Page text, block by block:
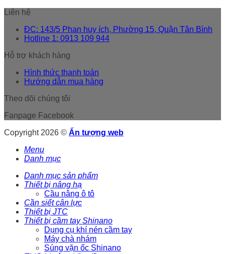
Liên hệ
ĐC: 143/5 Phan huy ích, Phường 15, Quận Tân Bình
Hotline 1: 0913 109 944
Hỗ trợ khách hàng
Hình thức thanh toán
Hướng dẫn mua hàng
Theo dõi chúng tôi
Fanpage Facebook
Copyright 2026 © Ấn tượng web
Menu
Danh mục
Danh mục sản phẩm
Thiết bị nâng hạ
Cầu nâng ô tô
Cần siết cân lực
Thiết bị JTC
Thiết bị cầm tay Shinano
Dụng cụ khí nén cầm tay
Máy chà nhám
Súng vặn ốc Shinano